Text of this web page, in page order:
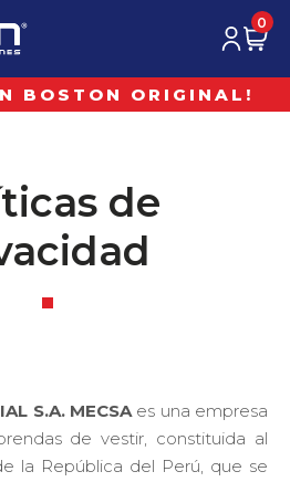
0
BOSTON ORIGINAL!
de
S.A. MECSAes una empresa
de vestir, constituida al
la República del Perú, que se